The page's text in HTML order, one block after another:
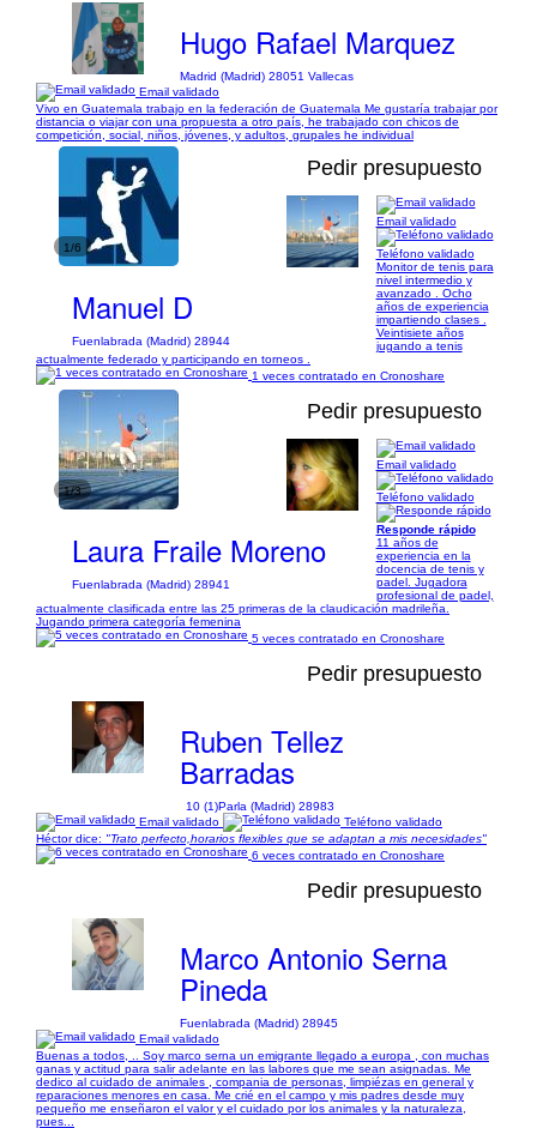
Hugo Rafael Marquez
Madrid (Madrid) 28051 Vallecas
Email validado
Vivo en Guatemala trabajo en la federación de Guatemala Me gustaría trabajar por
distancia o viajar con una propuesta a otro país, he trabajado con chicos de
competición, social, niños, jóvenes, y adultos, grupales he individual
1/6
Pedir presupuesto
Manuel D
Fuenlabrada (Madrid) 28944
Email validado
Teléfono validado
Monitor de tenis para
nivel intermedio y
avanzado . Ocho
años de experiencia
impartiendo clases .
Veintisiete años
jugando a tenis
actualmente federado y participando en torneos .
1 veces contratado en Cronoshare
1/3
Pedir presupuesto
Laura Fraile Moreno
Fuenlabrada (Madrid) 28941
Email validado
Teléfono validado
Responde rápido
11 años de
experiencia en la
docencia de tenis y
padel. Jugadora
profesional de padel,
actualmente clasificada entre las 25 primeras de la claudicación madrileña.
Jugando primera categoría femenina
5 veces contratado en Cronoshare
Pedir presupuesto
Ruben Tellez
Barradas
10 (1)Parla (Madrid) 28983
Email validado
Teléfono validado
Héctor dice: "Trato perfecto,horarios flexibles que se adaptan a mis necesidades"
6 veces contratado en Cronoshare
Pedir presupuesto
Marco Antonio Serna
Pineda
Fuenlabrada (Madrid) 28945
Email validado
Buenas a todos, .. Soy marco serna un emigrante llegado a europa , con muchas
ganas y actitud para salir adelante en las labores que me sean asignadas. Me
dedico al cuidado de animales , compania de personas, limpiézas en general y
reparaciones menores en casa. Me crié en el campo y mis padres desde muy
pequeño me enseñaron el valor y el cuidado por los animales y la naturaleza,
pues...